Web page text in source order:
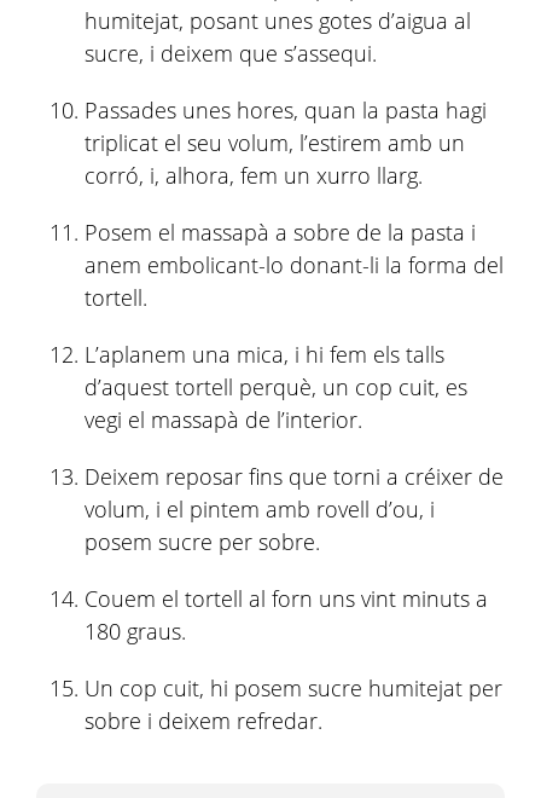
humitejat, posant unes gotes d’aigua al
sucre, i deixem que s’assequi.
Passades unes hores, quan la pasta hagi
triplicat el seu volum, l’estirem amb un
corró, i, alhora, fem un xurro llarg.
Posem el massapà a sobre de la pasta i
anem embolicant-lo donant-li la forma del
tortell.
L’aplanem una mica, i hi fem els talls
d’aquest tortell perquè, un cop cuit, es
vegi el massapà de l’interior.
Deixem reposar fins que torni a créixer de
volum, i el pintem amb rovell d’ou, i
posem sucre per sobre.
Couem el tortell al forn uns vint minuts a
180 graus.
Un cop cuit, hi posem sucre humitejat per
sobre i deixem refredar.